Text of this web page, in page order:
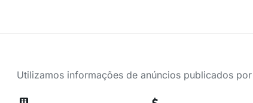
Utilizamos informações de anúncios publicados